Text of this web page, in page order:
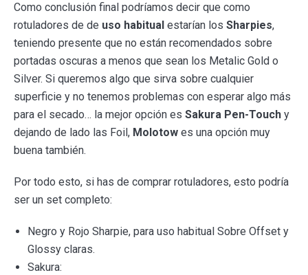
Como conclusión final podríamos decir que como
rotuladores de de uso habitual estarían los Sharpies,
teniendo presente que no están recomendados sobre
portadas oscuras a menos que sean los Metalic Gold o
Silver. Si queremos algo que sirva sobre cualquier
superficie y no tenemos problemas con esperar algo más
para el secado… la mejor opción es Sakura Pen-Touch y
dejando de lado las Foil, Molotow es una opción muy
buena también.
Por todo esto, si has de comprar rotuladores, esto podría
ser un set completo:
Negro y Rojo Sharpie, para uso habitual Sobre Offset y
Glossy claras.
Sakura: